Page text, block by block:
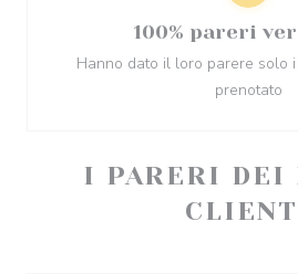
I PARERI DEI
100% pareri
Hanno dato il loro parere solo
prenotato